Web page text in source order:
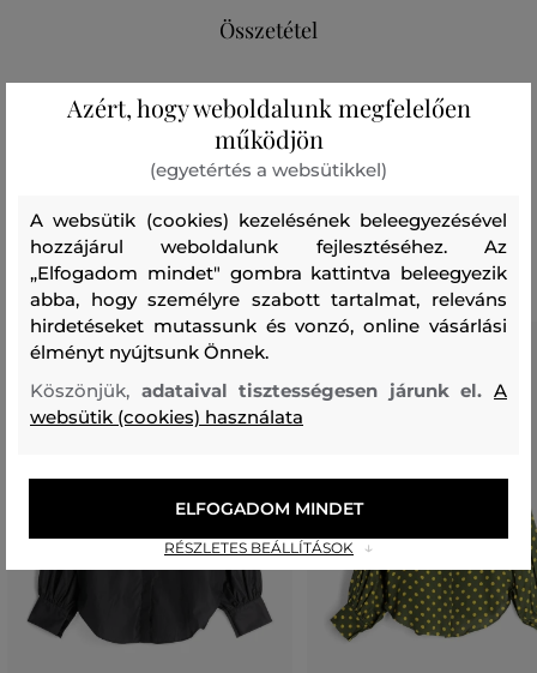
Összetétel
felső anyag
Ajánlott termékek
Azért, hogy weboldalunk megfelelően
működjön
(egyetértés a websütikkel)
A websütik (cookies) kezelésének beleegyezésével
hozzájárul weboldalunk fejlesztéséhez. Az
„Elfogadom mindet" gombra kattintva beleegyezik
abba, hogy személyre szabott tartalmat, releváns
hirdetéseket mutassunk és vonzó, online vásárlási
élményt nyújtsunk Önnek.
Köszönjük, adataival tisztességesen járunk el.A
websütik (cookies) használata
RÉSZLETES BEÁLLÍTÁSOK
ELFOGADOM MINDET